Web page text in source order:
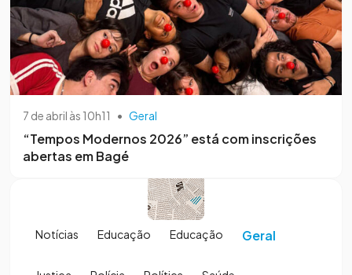
7 de abril às 10h11 • Geral
“Tempos Modernos 2026” está com inscrições
abertas em Bagé
Notícias Educação Educação Geral